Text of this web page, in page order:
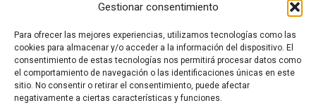
Gestionar consentimiento
Para ofrecer las mejores experiencias, utilizamos tecnologías como las
cookies para almacenar y/o acceder a la información del dispositivo. El
consentimiento de estas tecnologías nos permitirá procesar datos como
el comportamiento de navegación o las identificaciones únicas en este
sitio. No consentir o retirar el consentimiento, puede afectar
negativamente a ciertas características y funciones.
Aviso legal
Más información sobre las cookies
Noticias al correo
Política de cookies
Política de cookies (UE)
Política de privacidad